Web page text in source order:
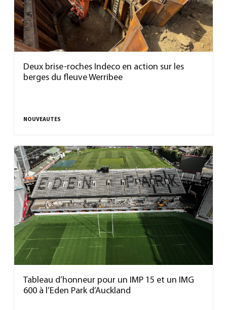
Deux brise-roches Indeco en action sur les
berges du fleuve Werribee
NOUVEAUTES
Tableau d’honneur pour un IMP 15 et un IMG
600 à l’Eden Park d’Auckland